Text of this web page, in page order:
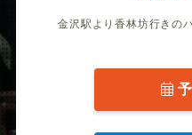
金沢駅より香林坊行きの